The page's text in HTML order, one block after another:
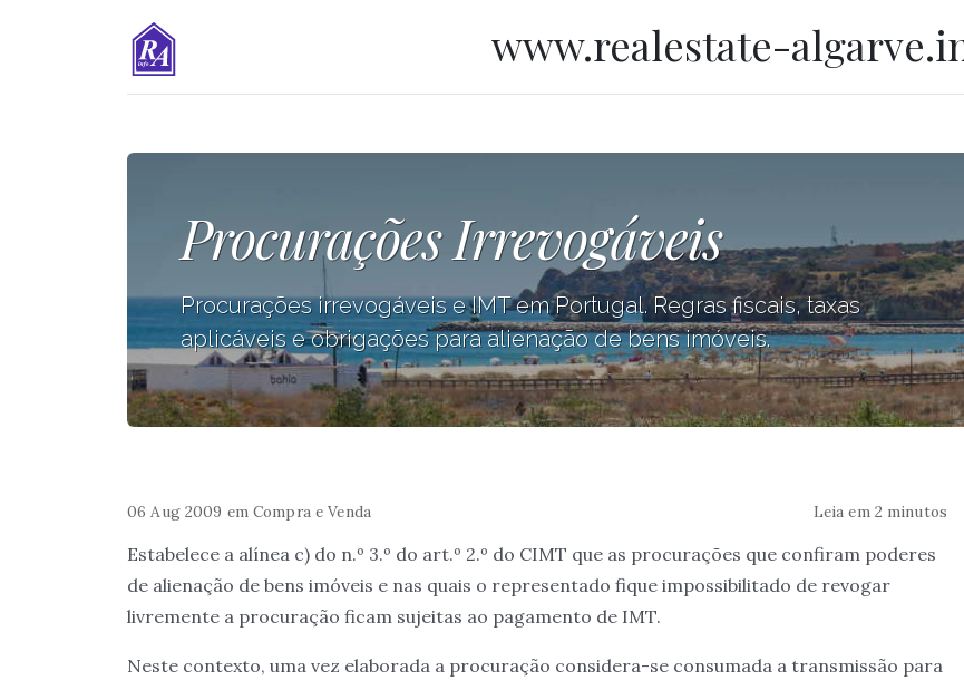
www.realestate-
Procurações Irrevogáveis
Procurações irrevogáveis e IMT em Portugal. Regras fiscais, taxas
aplicáveis e obrigações para alienação de bens imóveis.
06 Aug 2009 emCompra e Venda Leia em 2 minutos
Estabelece a alínea c) do n.º 3.º do art.º 2.º do CIMT que as procurações que confiram poderes
de alienação de bens imóveis e nas quais o representado fique impossibilitado de revogar
livremente a procuração ficam sujeitas ao pagamento de IMT.
Neste contexto, uma vez elaborada a procuração considera-se consumada a transmissão para